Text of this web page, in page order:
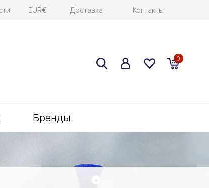
EUR€ Доставка Контакты
0
Бренды
+